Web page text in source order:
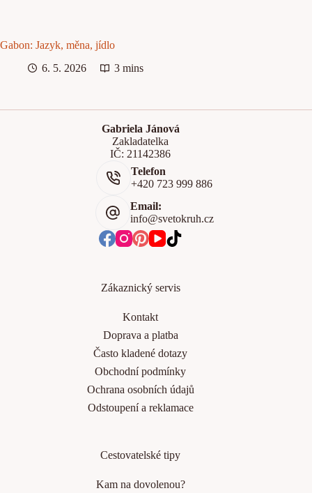
Gabon: Jazyk, měna, jídlo
6. 5. 2026
3 mins
Gabriela Jánová
Zakladatelka
IČ: 21142386
Telefon
+420 723 999 886
Email:
info@svetokruh.cz
Zákaznický servis
Kontakt
Doprava a platba
Často kladené dotazy
Obchodní podmínky
Ochrana osobních údajů
Odstoupení a reklamace
Cestovatelské tipy
Kam na dovolenou?